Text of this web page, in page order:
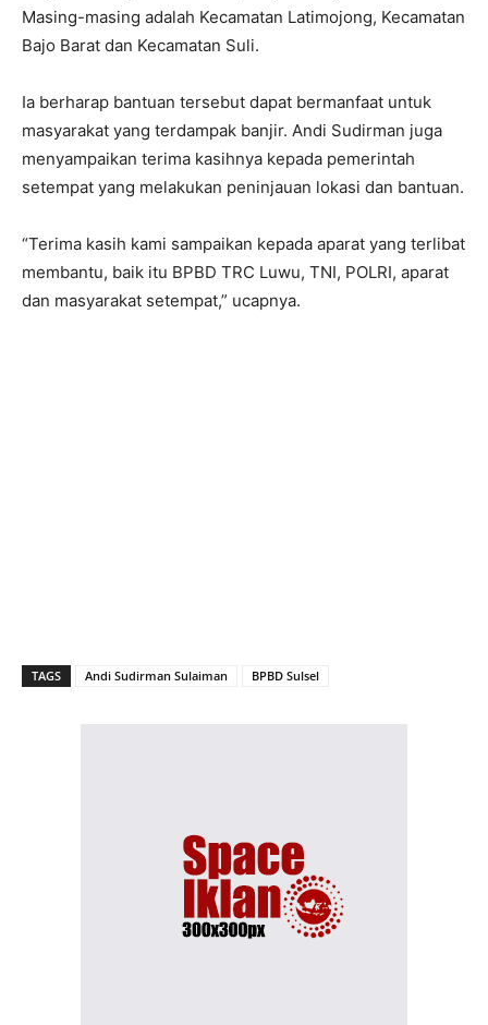
Masing-masing adalah Kecamatan Latimojong, Kecamatan
Bajo Barat dan Kecamatan Suli.
Ia berharap bantuan tersebut dapat bermanfaat untuk
masyarakat yang terdampak banjir. Andi Sudirman juga
menyampaikan terima kasihnya kepada pemerintah
setempat yang melakukan peninjauan lokasi dan bantuan.
“Terima kasih kami sampaikan kepada aparat yang terlibat
membantu, baik itu BPBD TRC Luwu, TNI, POLRI, aparat
dan masyarakat setempat,” ucapnya.
TAGS Andi Sudirman Sulaiman BPBD Sulsel